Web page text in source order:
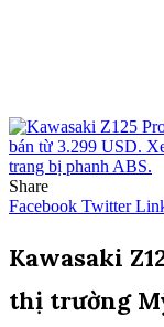
Share
Facebook Twitter
Kawasaki
thị trường